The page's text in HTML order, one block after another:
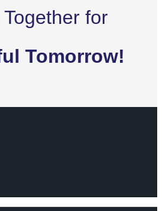
for
Tomorrow!